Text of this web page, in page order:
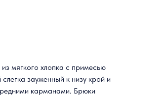
мягкого хлопка с примесью
зауженный к низу крой и
карманами. Брюки